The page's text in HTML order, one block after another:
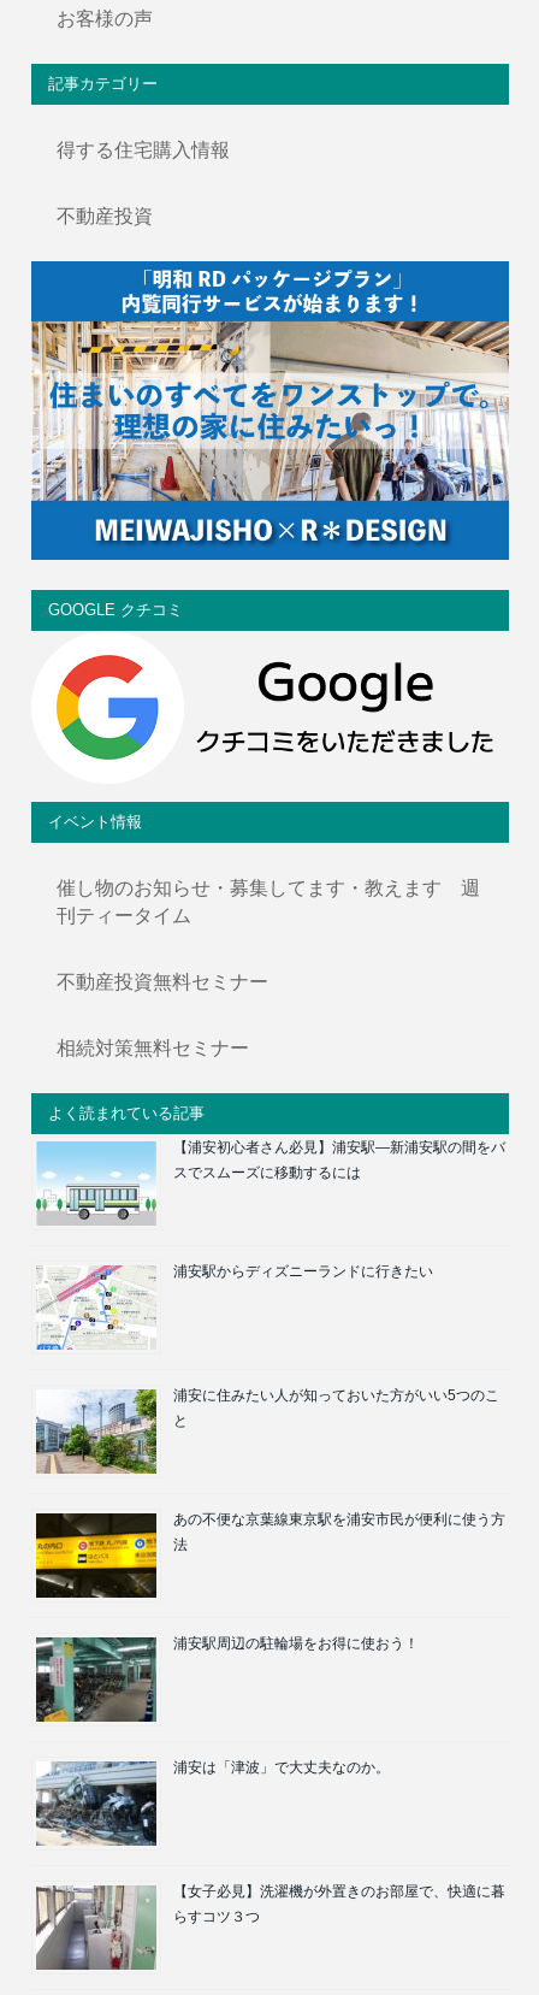
お客様の声
記事カテゴリー
得する住宅購入情報
不動産投資
GOOGLE クチコミ
イベント情報
催し物のお知らせ・募集してます・教えます 週
刊ティータイム
不動産投資無料セミナー
相続対策無料セミナー
よく読まれている記事
【浦安初心者さん必見】浦安駅―新浦安駅の間をバ
スでスムーズに移動するには
浦安駅からディズニーランドに行きたい
浦安に住みたい人が知っておいた方がいい5つのこ
と
あの不便な京葉線東京駅を浦安市民が便利に使う方
法
浦安駅周辺の駐輪場をお得に使おう！
浦安は「津波」で大丈夫なのか。
【女子必見】洗濯機が外置きのお部屋で、快適に暮
らすコツ３つ